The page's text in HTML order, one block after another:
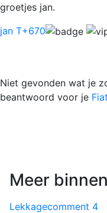
groetjes jan.
jan T+670
Niet gevonden wat je
beantwoord voor je
Meer
Lekkagecomment 4